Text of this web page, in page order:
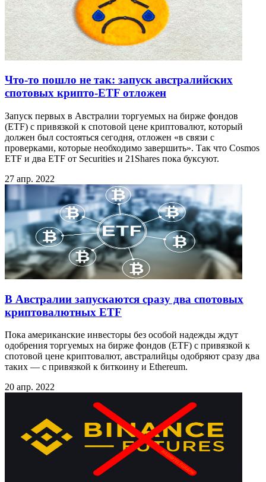
Что-то пошло не так: запуск австралийских
спотовых крипто-ETF отложен
Запуск первых в Австралии торгуемых на бирже фондов
(ETF) с привязкой к спотовой цене криптовалют, который
должен был состояться сегодня, отложен «в связи с
проверками, которые необходимо завершить». Так что Cosmos
ETF и два ETF от Securities и 21Shares пока буксуют.
27 апр. 2022
В Австралии запускаются сразу два спотовых
криптовалютных ETF
Пока американские инвесторы без особой надежды ждут
одобрения торгуемых на бирже фондов (ETF) с привязкой к
спотовой цене криптовалют, австралийцы одобряют сразу два
таких — с привязкой к биткоину и Ethereum.
20 апр. 2022